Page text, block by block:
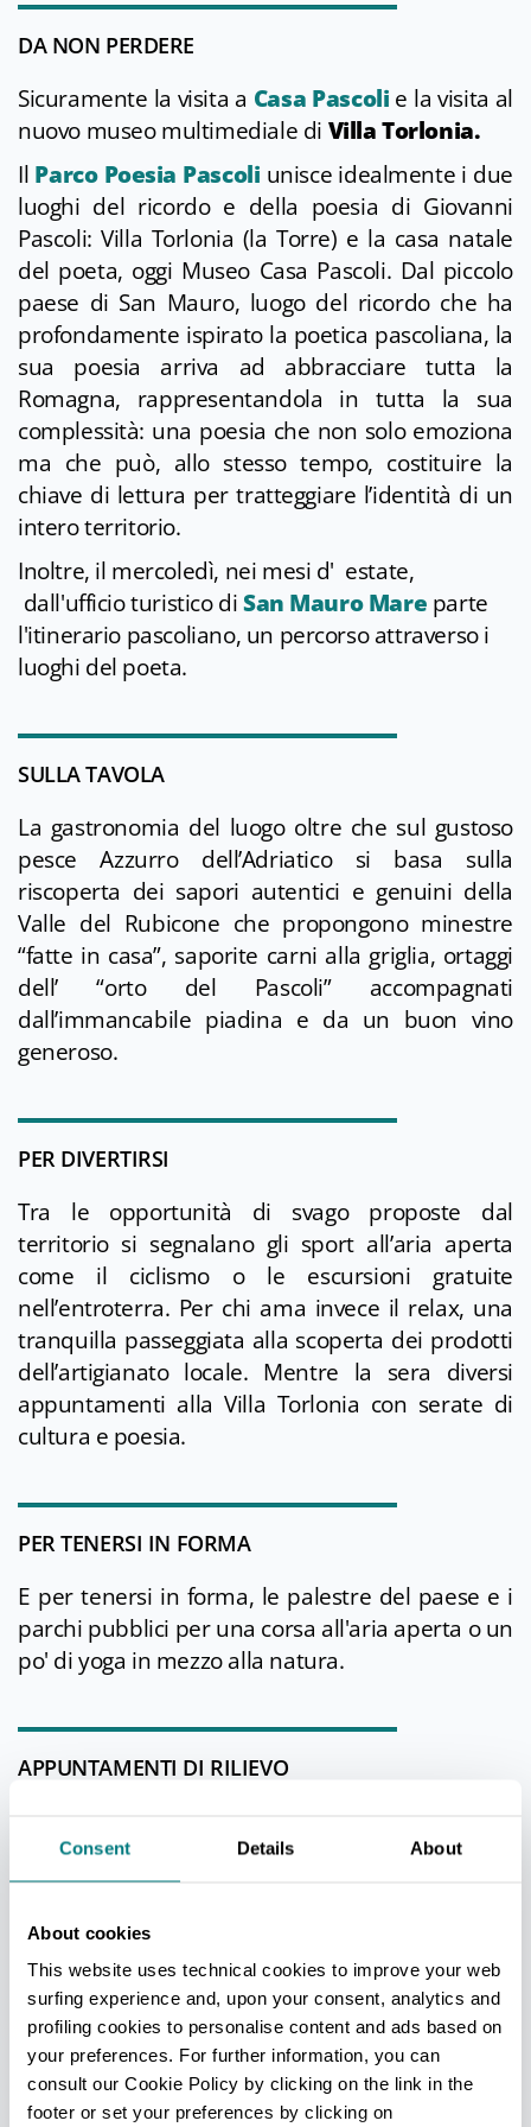
Consent Details About
About cookies
This website uses technical cookies to improve your web
surfing experience and, upon your consent, analytics and
profiling cookies to personalise content and ads based on
your preferences. For further information, you can
consult our Cookie Policy by clicking on the link in the
footer or set your preferences by clicking on
DA NON PERDERE
Sicuramente la visita a Casa Pascoli e la visita al
nuovo museo multimediale di Villa Torlonia.
Il Parco Poesia Pascoli unisce idealmente i due
luoghi del ricordo e della poesia di Giovanni
Pascoli: Villa Torlonia (la Torre) e la casa natale
del poeta, oggi Museo Casa Pascoli. Dal piccolo
paese di San Mauro, luogo del ricordo che ha
profondamente ispirato la poetica pascoliana, la
sua poesia arriva ad abbracciare tutta la
Romagna, rappresentandola in tutta la sua
complessità: una poesia che non solo emoziona
ma che può, allo stesso tempo, costituire la
chiave di lettura per tratteggiare l’identità di un
intero territorio.
Inoltre, il mercoledì, nei mesi d' estate,
dall'ufficio turistico diSan Mauro Mare parte
l'itinerario pascoliano, un percorso attraverso i
luoghi del poeta.
SULLA TAVOLA
La gastronomia del luogo oltre che sul gustoso
pesce Azzurro dell’Adriatico si basa sulla
riscoperta dei sapori autentici e genuini della
Valle del Rubicone che propongono minestre
“fatte in casa”, saporite carni alla griglia, ortaggi
dell’ “orto del Pascoli” accompagnati
dall’immancabile piadina e da un buon vino
generoso.
PER DIVERTIRSI
Tra le opportunità di svago proposte dal
territorio si segnalano gli sport all’aria aperta
come il ciclismo o le escursioni gratuite
nell’entroterra. Per chi ama invece il relax, una
tranquilla passeggiata alla scoperta dei prodotti
dell’artigianato locale. Mentre la sera diversi
appuntamenti alla Villa Torlonia con serate di
cultura e poesia.
PER TENERSI IN FORMA
E per tenersi in forma, le palestre del paese e i
parchi pubblici per una corsa all'aria aperta o un
po' di yoga in mezzo alla natura.
APPUNTAMENTI DI RILIEVO
potrete partecipare alle feste sull’aia, ascoltare
la musica dei concerti, assistere alle
dalle suggestioni della rassegna «
della Poesia».Per tutto l’anno da non perdere
il ricco programma eventi del nuovo Villa
Torlonia Teatro.